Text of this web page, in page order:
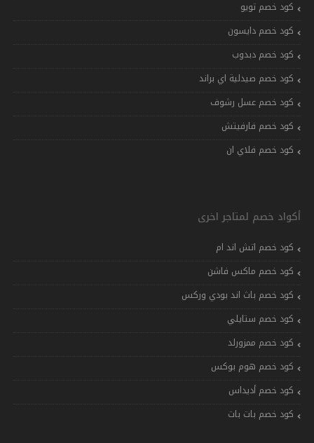
كود خصم تويو
كود خصم دايسون
كود خصم دبدوب
كود خصم صيدلية اي براند
كود خصم عسل رشوف
كود خصم فارفيتش
كود خصم فلاي ان
أكواد خصم لمتاجر اخرى
كود خصم اتش اند ام
كود خصم ماكس فاشن
كود خصم باث اند بودي وركس
كود خصم ستايلي
كود خصم ممزورلد
كود خصم هوم بوكس
كود خصم أديداس
كود خصم بات بات